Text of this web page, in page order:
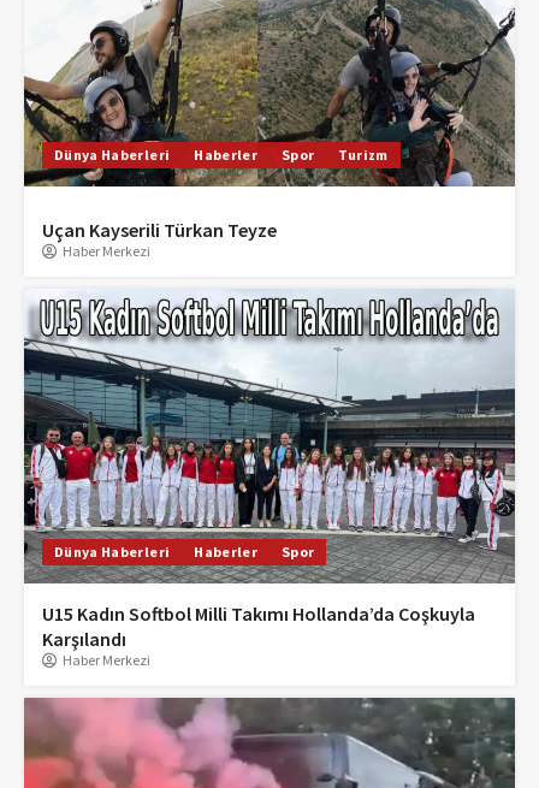
Dünya Haberleri Haberler Spor Turizm
Uçan Kayserili Türkan Teyze
Haber Merkezi
Dünya Haberleri Haberler Spor
U15 Kadın Softbol Milli Takımı Hollanda’da Coşkuyla
Karşılandı
Haber Merkezi